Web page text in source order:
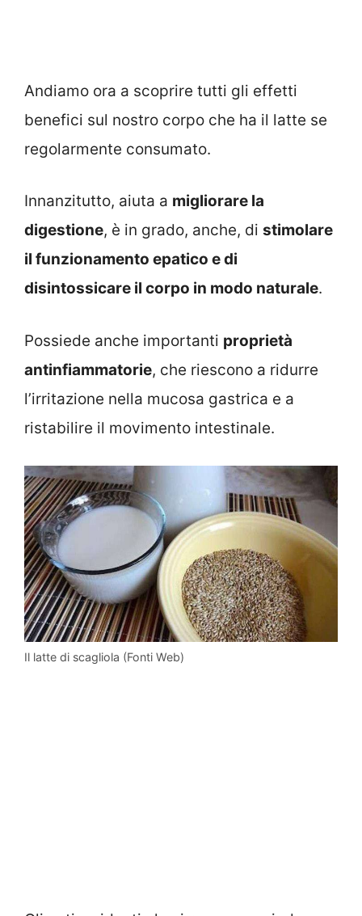
Andiamo ora a scoprire tutti gli effetti
benefici sul nostro corpo che ha il latte se
regolarmente consumato.
Innanzitutto, aiuta a migliorare la
digestione, è in grado, anche, di stimolare
il funzionamento epatico e di
disintossicare il corpo in modo naturale.
Possiede anche importanti proprietà
antinfiammatorie, che riescono a ridurre
l’irritazione nella mucosa gastrica e a
ristabilire il movimento intestinale.
Il latte di scagliola (Fonti Web)